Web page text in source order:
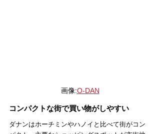
画像:O-DAN
コンパクトな街で買い物がしやすい
ダナンはホーチミンやハノイと比べて街がコン